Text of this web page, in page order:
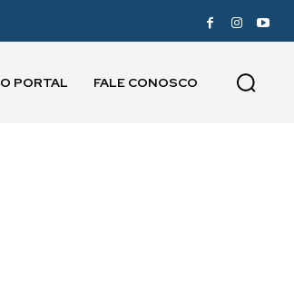
O PORTAL FALE CONOSCO